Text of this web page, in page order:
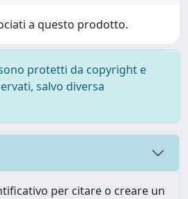
a questo prodotto.
protetti da copyright e
salvo diversa
per citare o creare un